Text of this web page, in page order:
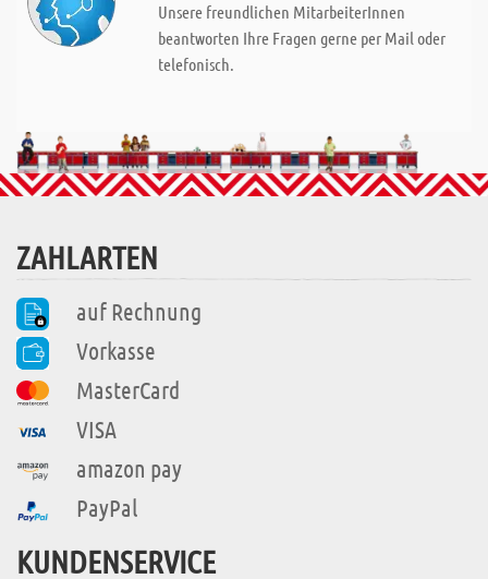
Unsere freundlichen MitarbeiterInnen
beantworten Ihre Fragen gerne per Mail oder
telefonisch.
ZAHLARTEN
auf Rechnung
Vorkasse
MasterCard
VISA
amazon pay
PayPal
KUNDENSERVICE